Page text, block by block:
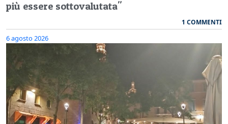
più essere sottovalutata"
1 COMMENTI
6 agosto 2026